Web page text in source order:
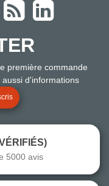
première commande
d'informations
5000 avis